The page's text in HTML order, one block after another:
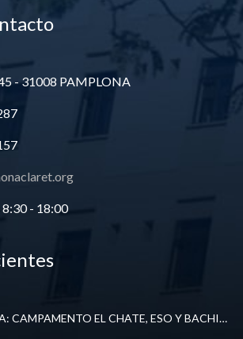
- 31008 PAMPLONA
8:30 - 18:00
CLARET LARRAONA: CAMPAMENTO EL CHATE, ESO Y BACHILLERATO